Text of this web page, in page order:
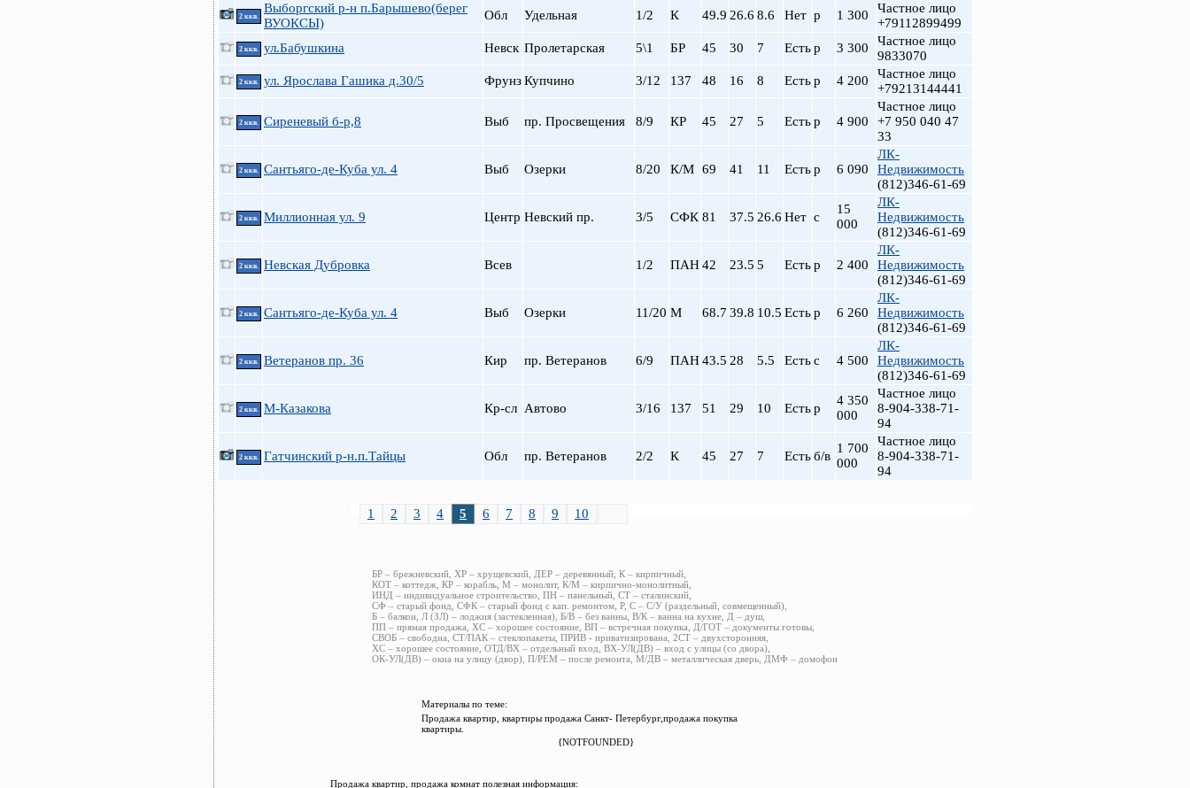
2 ккв.
Выборгский р-н п.Барышево(берег
ВУОКСЫ)
Обл Удельная 1/2 К 49.9 26.6 8.6 Нет р 1 300
Частное лицо
+79112899499
2 ккв. ул.Бабушкина Невск Пролетарская 5\1 БР 45 30 7 Естьр 3 300
Частное лицо
9833070
2 ккв. ул. Ярослава Гашика д.30/5 ФрунзКупчино 3/12 137 48 16 8 Естьр 4 200
Частное лицо
+79213144441
2 ккв. Сиреневый б-р,8 Выб пр. Просвещения 8/9 КР 45 27 5 Естьр 4 900
Частное лицо
+7 950 040 47
33
2 ккв. Сантьяго-де-Куба ул. 4 Выб Озерки 8/20 К/М 69 41 11 Естьр 6 090
ЛК-
Недвижимость
(812)346-61-69
2 ккв. Миллионная ул. 9 Центр Невский пр. 3/5 СФК 81 37.5 26.6 Нет с
15
000
ЛК-
Недвижимость
(812)346-61-69
2 ккв. Невская Дубровка Всев 1/2 ПАН42 23.5 5 Естьр 2 400
ЛК-
Недвижимость
(812)346-61-69
2 ккв. Сантьяго-де-Куба ул. 4 Выб Озерки 11/20 М 68.7 39.8 10.5 Естьр 6 260
ЛК-
Недвижимость
(812)346-61-69
2 ккв. Ветеранов пр. 36 Кир пр. Ветеранов 6/9 ПАН43.5 28 5.5 Естьс 4 500
ЛК-
Недвижимость
(812)346-61-69
2 ккв. М-Казакова Кр-сл Автово 3/16 137 51 29 10 Естьр
4 350
000
Частное лицо
8-904-338-71-
94
2 ккв. Гатчинский р-н.п.Тайцы Обл пр. Ветеранов 2/2 К 45 27 7 Естьб/в
1 700
000
Частное лицо
8-904-338-71-
94
1 2 3 4 5 6 7 8 9 10
БР – брежневский, ХР – хрущевский, ДЕР – деревянный, К – кирпичный,
КОТ – коттедж, КР – корабль, М – монолит, К/М – кирпично-монолитный,
ИНД – индивидуальное строительство, ПН – панельный, СТ – сталинский,
СФ – старый фонд, СФК – старый фонд с кап. ремонтом, Р, С – С/У (раздельный, совмещенный),
Б – балкон, Л (ЗЛ) – лоджия (застекленная), Б/В – без ванны, В/К – ванна на кухне, Д – душ,
ПП – прямая продажа, ХС – хорошее состояние, ВП – встречная покупка, Д/ГОТ – документы готовы,
СВОБ – свободна, СТ/ПАК – стеклопакеты, ПРИВ - приватизирована, 2СТ – двухсторонняя,
ХС – хорошее состояние, ОТД/ВХ – отдельный вход, ВХ-УЛ(ДВ) – вход с улицы (со двора),
ОК-УЛ(ДВ) – окна на улицу (двор), П/РЕМ – после ремонта, М/ДВ – металлическая дверь, ДМФ – домофон
Материалы по теме:
Продажа квартир, квартиры продажа Санкт- Петербург,продажа покупка
квартиры.
{NOTFOUNDED}
Продажа квартир, продажа комнат полезная информация: